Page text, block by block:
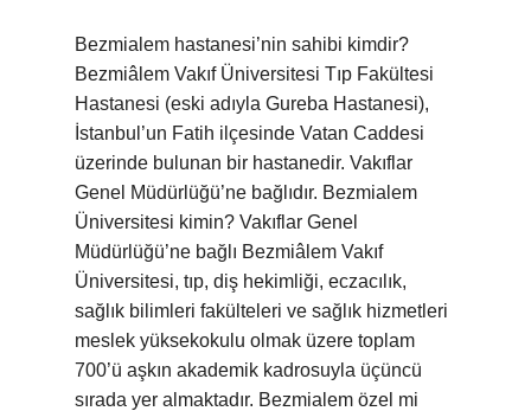
Bezmialem hastanesi’nin sahibi kimdir?
Bezmiâlem Vakıf Üniversitesi Tıp Fakültesi
Hastanesi (eski adıyla Gureba Hastanesi),
İstanbul’un Fatih ilçesinde Vatan Caddesi
üzerinde bulunan bir hastanedir. Vakıflar
Genel Müdürlüğü’ne bağlıdır. Bezmialem
Üniversitesi kimin? Vakıflar Genel
Müdürlüğü’ne bağlı Bezmiâlem Vakıf
Üniversitesi, tıp, diş hekimliği, eczacılık,
sağlık bilimleri fakülteleri ve sağlık hizmetleri
meslek yüksekokulu olmak üzere toplam
700’ü aşkın akademik kadrosuyla üçüncü
sırada yer almaktadır. Bezmialem özel mi